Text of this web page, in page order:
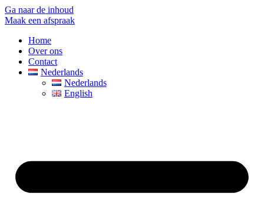
Ga naar de inhoud
Maak een afspraak
Home
Over ons
Contact
Nederlands
Nederlands
English